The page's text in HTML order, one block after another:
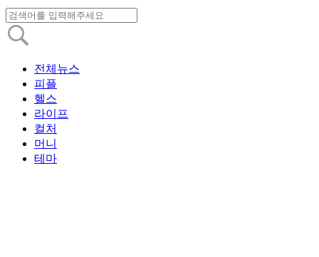
전체뉴스
피플
헬스
라이프
컬처
머니
테마